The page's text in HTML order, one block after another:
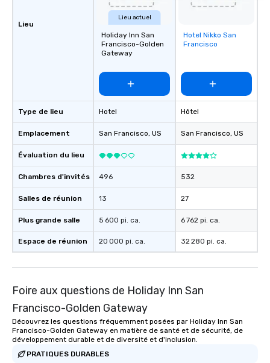
Lieu
Type de lieu
Emplacement
Évaluation du lieu
Chambres d'invités
Salles de réunion
Plus grande salle
Espace de réunion
Lieu actuel
Holiday Inn San
Francisco-Golden
Gateway
Hotel
San Francisco, US
496
13
5 600 pi. ca.
20 000 pi. ca.
Removed from
favorites
Hotel Nikko San
Francisco
Hôtel
San Francisco, US
532
27
6 762 pi. ca.
32 280 pi. ca.
Foire aux questions de Holiday Inn San
Francisco-Golden Gateway
Découvrez les questions fréquemment posées par Holiday Inn San
Francisco-Golden Gateway en matière de santé et de sécurité, de
développement durable et de diversité et d'inclusion.
PRATIQUES DURABLES